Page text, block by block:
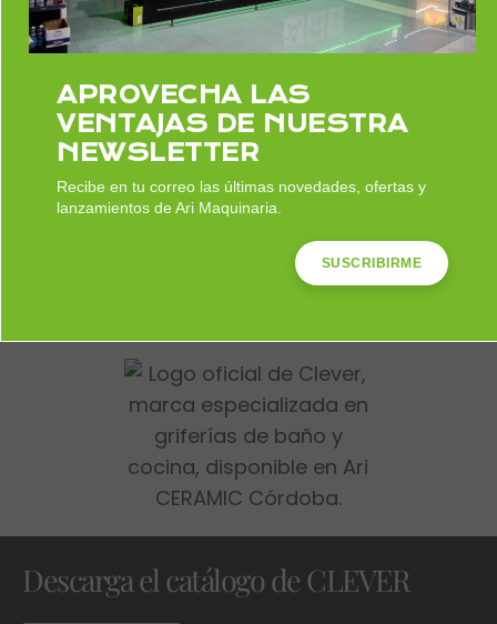
proyecto.
Desde líneas minimalistas hasta diseños
más vanguardistas, Clever ofrece una
amplia gama de estilos para adaptarse a
cualquier ambiente. Sus acabados —cromo,
aportan personalidad y elegancia a cada
Descarga el catálogo de CLEVER
APROVECHA LAS
VENTAJAS DE NUESTRA
NEWSLETTER
Recibe en tu correo las últimas novedades, ofertas y
lanzamientos de Ari Maquinaria.
SUSCRIBIRME